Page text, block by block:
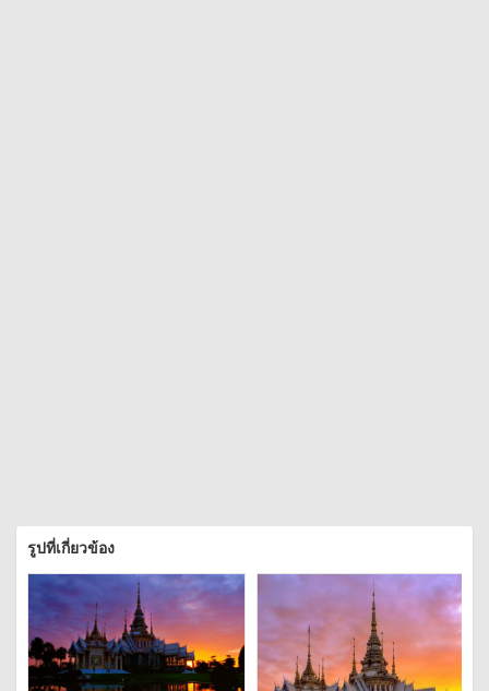
รูปที่เกี่ยวข้อง